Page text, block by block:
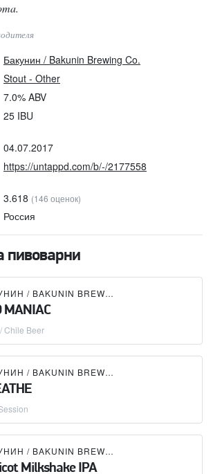
Бакунин / Bakunin Brewing Co.
Stout - Other
7.0% ABV
25 IBU
04.07.2017
https://untappd.com/b/-/2177558
3.618 (146 оценок)
Россия
пивоварни
БАКУНИН / BAKUNIN BREWING CO.
MANIAC
Chile Beer
БАКУНИН / BAKUNIN BREWING CO.
БАКУНИН / BAKUNIN BREWING CO.
Milkshake IPA